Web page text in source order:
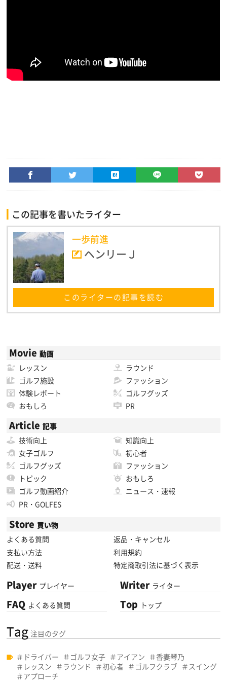
この記事を書いたライター
一歩前進
ヘンリーＪ
このライターの記事を読む
Movie 動画
レッスン
ラウンド
ゴルフ施設
ファッション
体験レポート
ゴルフグッズ
おもしろ
PR
Article 記事
技術向上
知識向上
女子ゴルフ
初心者
ゴルフグッズ
ファッション
トピック
おもしろ
ゴルフ動画紹介
ニュース・速報
PR・GOLFES
Store 買い物
よくある質問
返品・キャンセル
支払い方法
利用規約
配送・送料
特定商取引法に基づく表示
Player プレイヤー
FAQ よくある質問
Writer ライター
Top トップ
Tag 注目のタグ
ドライバー ゴルフ女子 アイアン
香妻琴乃
レッスン
ラウンド 初心者 ゴルフクラブ
スイング
アプローチ